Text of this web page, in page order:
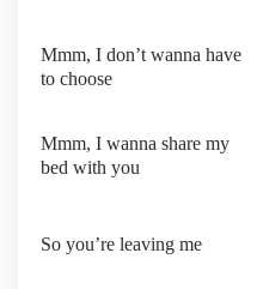
Mmm, I don’t wanna have
to choose
Mmm, I wanna share my
bed with you
So you’re leaving me